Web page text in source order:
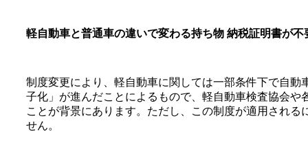
軽自動車と普通車の違いで変わる持ち物 納税証明書が不
制度変更により、軽自動車に関しては一部条件下で自
子化」が進んだことによるもので、軽自動車検査協会
ことが背景にあります。ただし、この制度が適用され
せん。